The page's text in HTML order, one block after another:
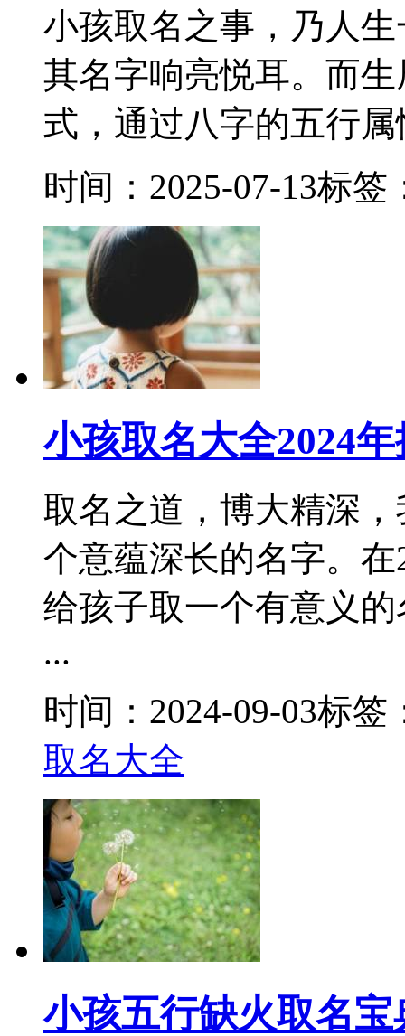
小孩取名之事，乃人
其名字响亮悦耳。而
式，通过八字的五行
时间：2025-07-13标签
小孩取名大全2024
取名之道，博大精深
个意蕴深长的名字。
给孩子取一个有意义
...
时间：2024-09-03标签
取名大全
小孩五行缺火取名宝